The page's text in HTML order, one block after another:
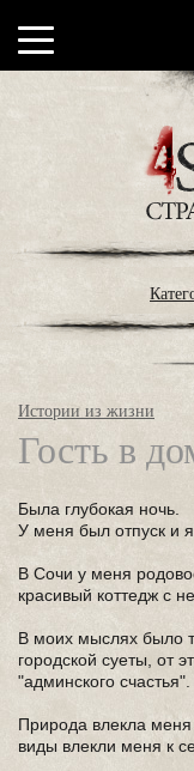
Истории из жизни
Гость в
Была глубокая ночь.
У меня был отпуск и
В Сочи у меня
красивый коттедж с
В моих мыслях было
городской суеты, от
"админского счастья".
Природа влекла
виды влекли меня к